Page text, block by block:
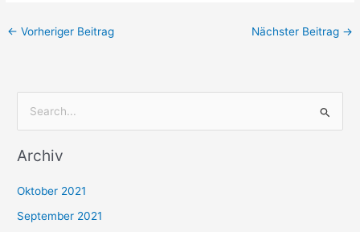
← Vorheriger Beitrag Nächster Beitrag →
c
n
Archiv
Oktober 2021
September 2021